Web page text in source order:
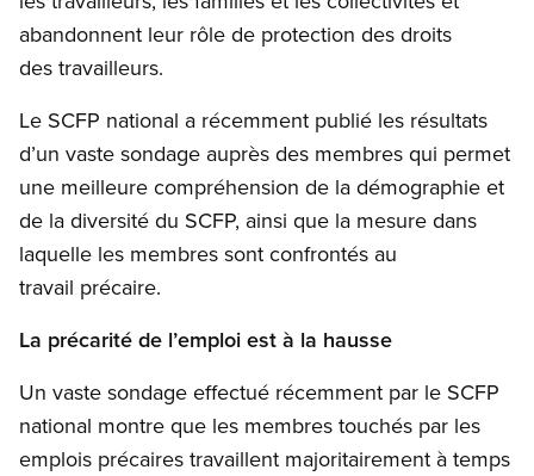
abandonnent leur rôle de protection des droits
des travailleurs.
Le SCFP national a récemment publié les résultats
d’un vaste sondage auprès des membres qui permet
une meilleure compréhension de la démographie et
de la diversité du SCFP, ainsi que la mesure dans
laquelle les membres sont confrontés au
travail précaire.
La précarité de l’emploi est à la hausse
Un vaste sondage effectué récemment par le SCFP
national montre que les membres touchés par les
emplois précaires travaillent majoritairement à temps